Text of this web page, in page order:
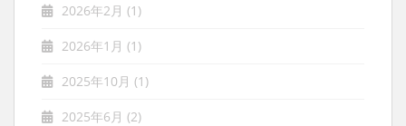
2026年2月 (1)
2026年1月 (1)
2025年10月 (1)
2025年6月 (2)